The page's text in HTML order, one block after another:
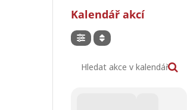
Kalendář akcí